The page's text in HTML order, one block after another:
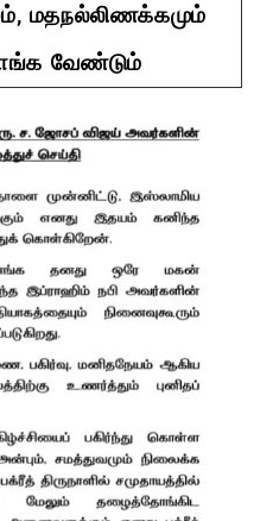
மதநல்லிணக்கமும்
வேண்டும்